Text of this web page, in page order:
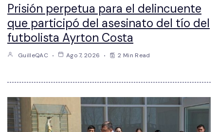
Prisión perpetua para el delincuente
que participó del asesinato del tío del
futbolista Ayrton Costa
GuilleQAC Ago 7, 2026 2 Min Read